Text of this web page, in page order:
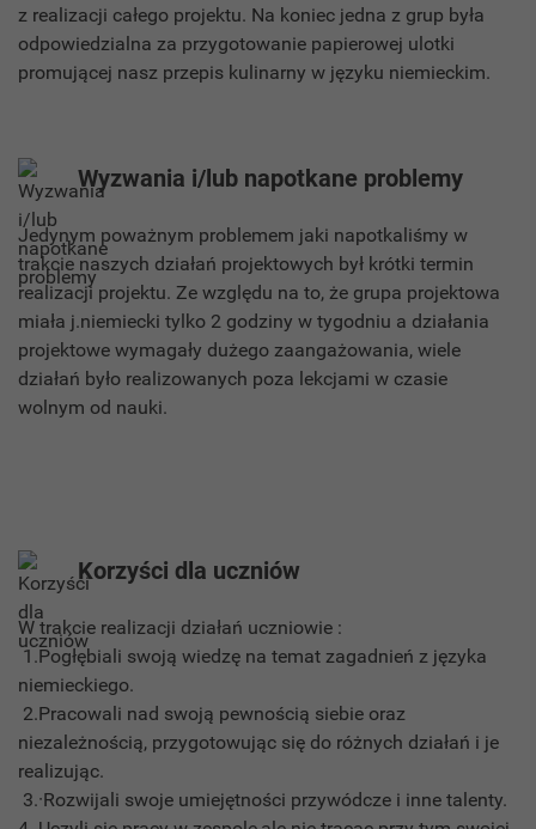
z realizacji całego projektu. Na koniec jedna z grup była
odpowiedzialna za przygotowanie papierowej ulotki
promującej nasz przepis kulinarny w języku niemieckim.
Wyzwania i/lub napotkane problemy
Jedynym poważnym problemem jaki napotkaliśmy w
trakcie naszych działań projektowych był krótki termin
realizacji projektu. Ze względu na to, że grupa projektowa
miała j.niemiecki tylko 2 godziny w tygodniu a działania
projektowe wymagały dużego zaangażowania, wiele
działań było realizowanych poza lekcjami w czasie
wolnym od nauki.
Korzyści dla uczniów
W trakcie realizacji działań uczniowie :
1.Pogłębiali swoją wiedzę na temat zagadnień z języka
niemieckiego.
2.Pracowali nad swoją pewnością siebie oraz
niezależnością, przygotowując się do różnych działań i je
realizując.
3.·Rozwijali swoje umiejętności przywódcze i inne talenty.